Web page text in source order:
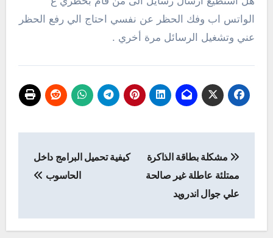
الواتس اب وفك الحظر عن نفسي احتاج الي رفع الحظر
عني وتشغيل الرسائل مرة أخري .
المقالات
مشكلة بطاقة الذاكرة
ممتلئة عاطلة غير صالحة
علي جوال اندرويد
كيفية تحميل البرامج داخل
الحاسوب